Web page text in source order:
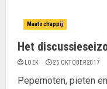
Maatschappij
Het
LOEK 25 OKTOBER 2017
Pepernoten, pieten